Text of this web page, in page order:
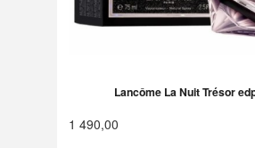
Lancôme La Nuit Trésor
1 490,00